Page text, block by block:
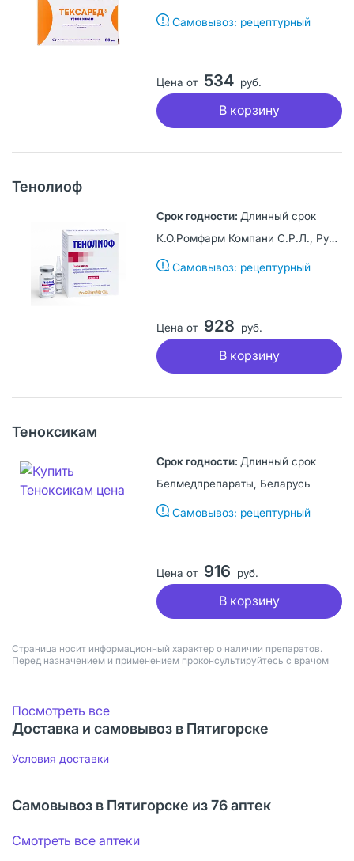
Самовывоз: рецептурный
Цена от 534 руб.
В корзину
Тенолиоф
Длинный срок
К.О.Ромфарм Компани С.Р.Л., Румыния
Самовывоз: рецептурный
Цена от 928 руб.
В корзину
Теноксикам
Длинный срок
Белмедпрепараты, Беларусь
Самовывоз: рецептурный
Цена от 916 руб.
В корзину
Страница носит информационный характер о наличии препаратов.
Перед назначением и применением проконсультируйтесь с врачом
Посмотреть все
Доставка и самовывоз в Пятигорске
Условия доставки
Самовывоз в Пятигорске из 76 аптек
Смотреть все аптеки